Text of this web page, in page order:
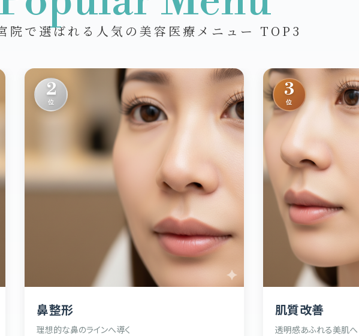
院で選ばれる人気の美容医療メニュー TOP3
2
位
鼻整形
理想的な鼻のラインへ導く
3
位
肌質改善
透明感あふれる美肌へ